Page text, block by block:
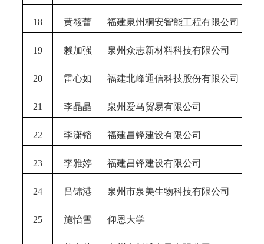
18 黄筱蕾 福建泉州桐安智能工程有限公司
19 赖加强 泉州众志新材料科技有限公司
20 雷心如 福建北峰通信科技股份有限公司
21 李晶晶 泉州爱马贸易有限公司
22 李潇镕 福建昌锋建设有限公司
23 李雅婷 福建昌锋建设有限公司
24 吕锦港 泉州市泉美生物科技有限公司
25 施怡雪 仰恩大学